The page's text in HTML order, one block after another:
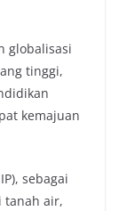
globalisasi
tinggi,
kemajuan
sebagai
tanah air,